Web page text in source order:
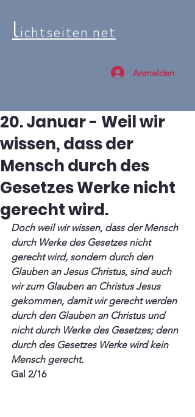
lichtseiten net
Anmelden
20. Januar - Weil wir
wissen, dass der
Mensch durch des
Gesetzes Werke nicht
gerecht wird.
Doch weil wir wissen, dass der Mensch
durch Werke des Gesetzes nicht
gerecht wird, sondern durch den
Glauben an Jesus Christus, sind auch
wir zum Glauben an Christus Jesus
gekommen, damit wir gerecht werden
durch den Glauben an Christus und
nicht durch Werke des Gesetzes; denn
durch des Gesetzes Werke wird kein
Mensch gerecht.
Gal 2/16